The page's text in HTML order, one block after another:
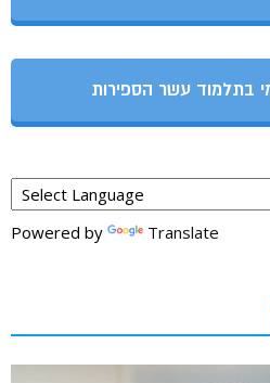
בתלמוד עשר הספירות
Powered by Translate